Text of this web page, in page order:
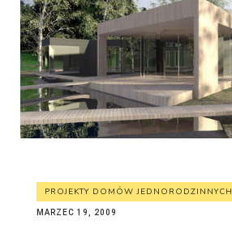
PROJEKTY DOMÓW JEDNORODZINNYCH
MARZEC 19, 2009